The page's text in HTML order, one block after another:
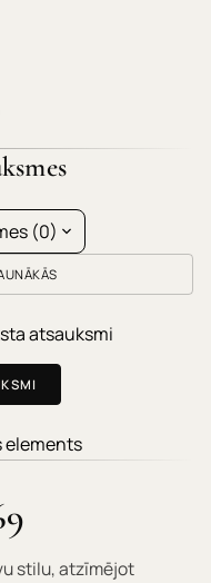
(0)
by
atsauksmi
elements
stilu, atzīmējot